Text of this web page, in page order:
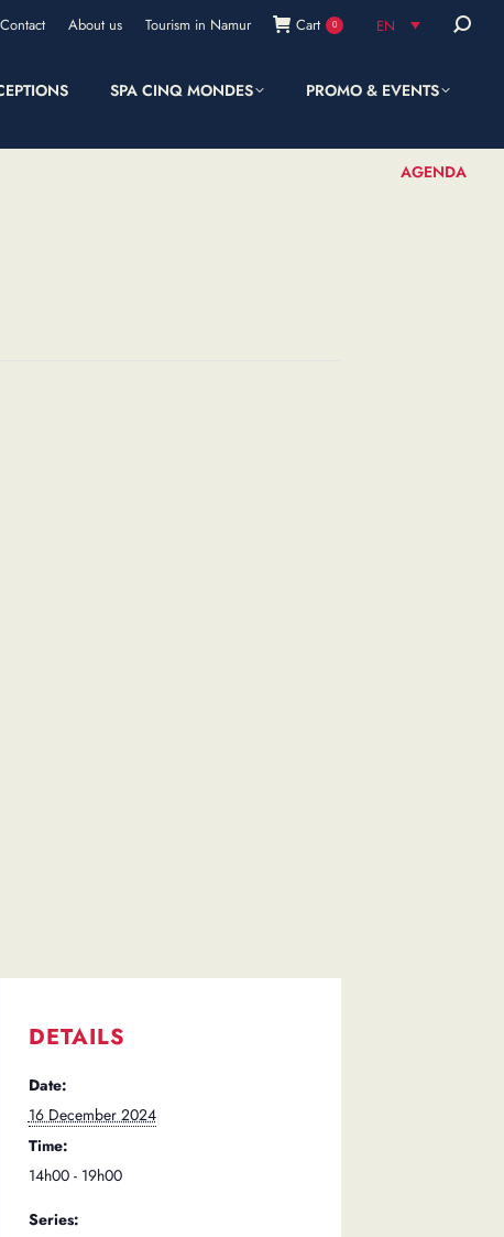
Contact About us Tourism in Namur Cart 0 EN Search:
SPA CINQ MONDES PROMO & EVENTS
AGENDA
DETAILS
Date:
16 December 2024
Time:
14h00 - 19h00
Series: